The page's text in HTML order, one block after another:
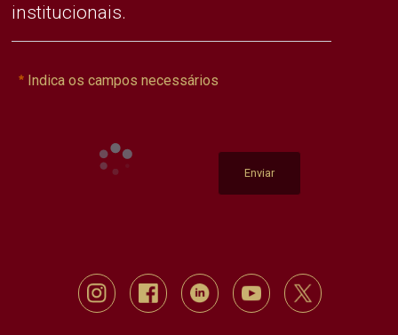
institucionais.
Indica os campos necessários
Enviar